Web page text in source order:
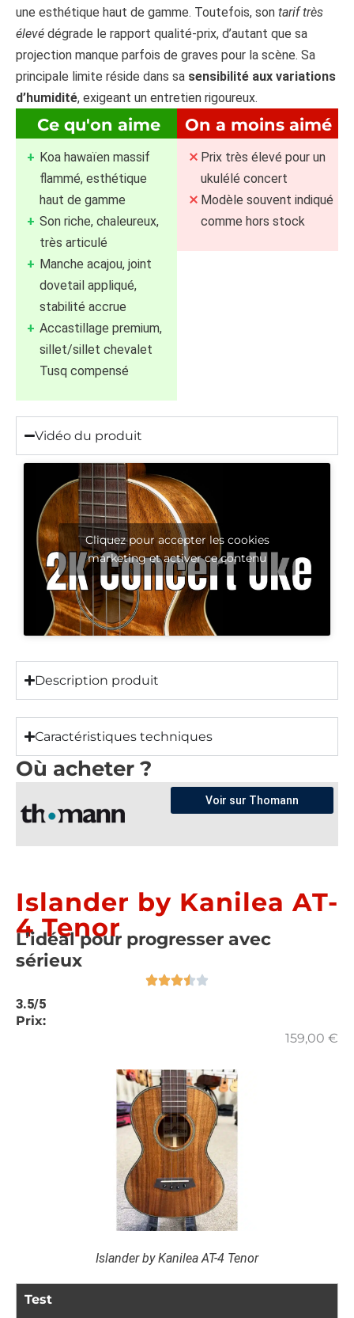
une esthétique haut de gamme. Toutefois, son tarif très
élevé dégrade le rapport qualité-prix, d’autant que sa
projection manque parfois de graves pour la scène. Sa
principale limite réside dans sa sensibilité aux variations
d’humidité, exigeant un entretien rigoureux.
Ce qu'on aime
Koa hawaïen massif
flammé, esthétique
haut de gamme
Son riche, chaleureux,
très articulé
Manche acajou, joint
dovetail appliqué,
stabilité accrue
Accastillage premium,
sillet/sillet chevalet
Tusq compensé
On a moins aimé
Prix très élevé pour un
ukulélé concert
Modèle souvent indiqué
comme hors stock
Vidéo du produit
Cliquez pour accepter les cookies
marketing et activer ce contenu
Description produit
Caractéristiques techniques
Où acheter ?
Voir sur Thomann
Islander by Kanilea AT-
4 Tenor
L’idéal pour progresser avec
sérieux
3.5/5
Prix:
159,00 €
Islander by Kanilea AT-4 Tenor
Test